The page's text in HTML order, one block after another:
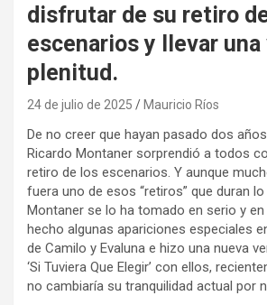
disfrutar de su retiro
escenarios y llevar una
plenitud.
24 de julio de 2025 Mauricio Ríos
De no creer que hayan pasado dos
Ricardo Montaner sorprendió a todos
retiro de los escenarios. Y aunque
fuera uno de esos “retiros” que duran
Montaner se lo ha tomado en serio y en
hecho algunas apariciones especiales
de Camilo y Evaluna e hizo una nueva
‘Si Tuviera Que Elegir’ con ellos,
no cambiaría su tranquilidad actual por